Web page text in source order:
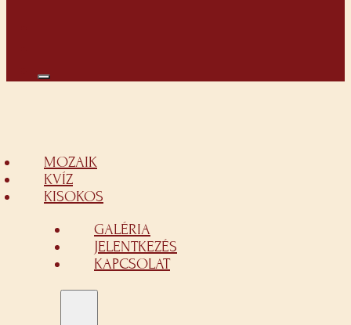
MOZAIK
KVÍZ
KISOKOS
GALÉRIA
JELENTKEZÉS
KAPCSOLAT